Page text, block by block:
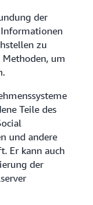
der
zu
um
Teile des
und andere
Er kann auch
der